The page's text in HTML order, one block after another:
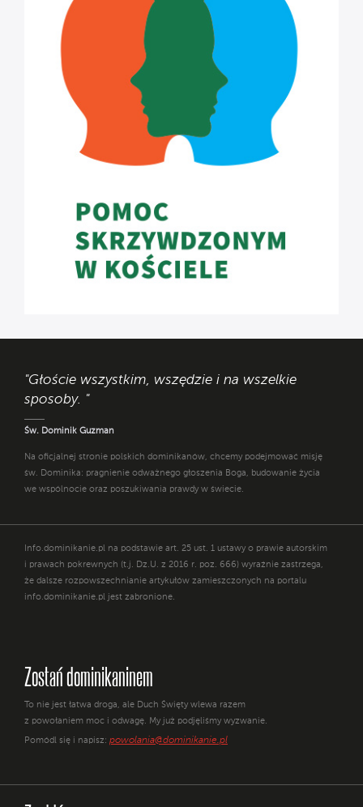
"Głoście wszystkim, wszędzie i na wszelkie
sposoby. "
Św. Dominik Guzman
Na oficjalnej stronie polskich dominikanów, chcemy podejmować misję
św. Dominika: pragnienie odważnego głoszenia Boga, budowanie życia
we wspólnocie oraz poszukiwania prawdy w świecie.
Info.dominikanie.pl na podstawie art. 25 ust. 1 ustawy o prawie autorskim
i prawach pokrewnych (t.j. Dz.U. z 2016 r. poz. 666) wyraźnie zastrzega,
że dalsze rozpowszechnianie artykułów zamieszczonych na portalu
info.dominikanie.pl jest zabronione.
Zostań dominikaninem
To nie jest łatwa droga, ale Duch Święty wlewa razem
z powołaniem moc i odwagę. My już podjęliśmy wyzwanie.
Pomódl się i napisz: powolania@dominikanie.pl